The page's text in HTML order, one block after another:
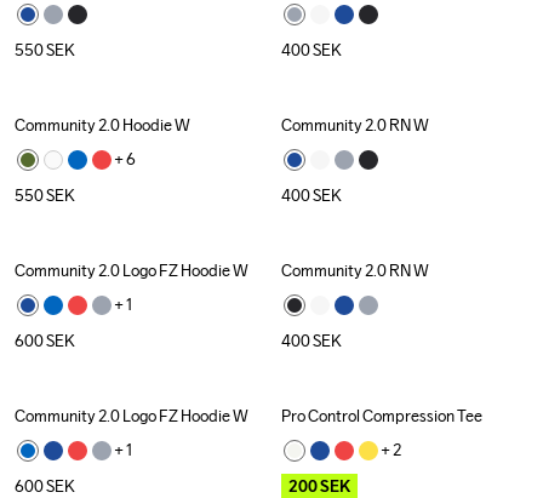
550SEK 400SEK
Community 2.0 Hoodie W
+ 6
550SEK
Community 2.0 RN W
400SEK
Community 2.0 Logo FZ Hoodie W
+ 1
600SEK
Community 2.0 RN W
400SEK
Community 2.0 Logo FZ Hoodie W
+ 1
600SEK
Outlet
Pro Control Compression Tee
+ 2
200SEK